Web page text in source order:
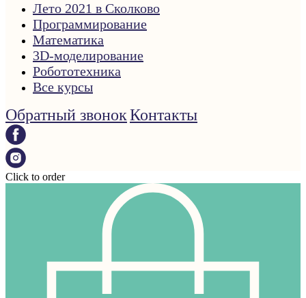
Лето 2021 в Сколково
Программирование
Математика
3D-моделирование
Робототехника
Все курсы
Обратный звонокКонтакты
Click to order